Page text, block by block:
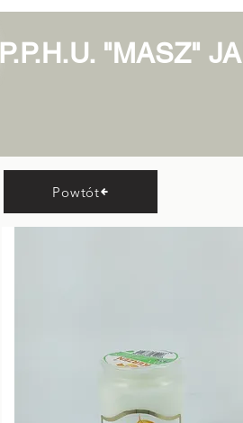
P.P.H.U. "MASZ"
Powtót